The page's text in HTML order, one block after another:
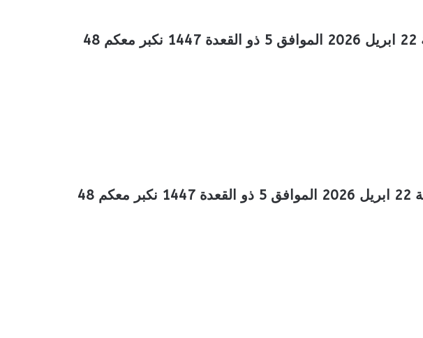
عروض المزرعة الغربية الأسبوعية 22 ابريل 2026 الموافق 5 ذو القعدة 1447 نكبر معكم 48
عروض المزرعة الجنوبية الأسبوعية 22 ابريل 2026 الموافق 5 ذو القعدة 1447 نكبر معكم 48